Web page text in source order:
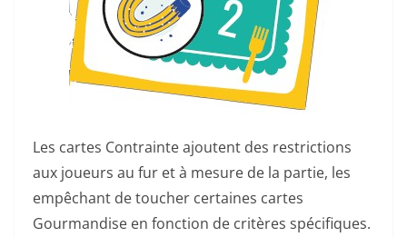
Les cartes Contrainte ajoutent des restrictions
aux joueurs au fur et à mesure de la partie, les
empêchant de toucher certaines cartes
Gourmandise en fonction de critères spécifiques.